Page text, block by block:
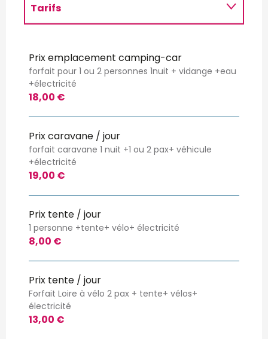
Tarifs
Prix emplacement camping-car
forfait pour 1 ou 2 personnes 1nuit + vidange +eau
+électricité
18,00 €
Prix caravane / jour
forfait caravane 1 nuit +1 ou 2 pax+ véhicule
+électricité
19,00 €
Prix tente / jour
1 personne +tente+ vélo+ électricité
8,00 €
Prix tente / jour
Forfait Loire à vélo 2 pax + tente+ vélos+
électricité
13,00 €